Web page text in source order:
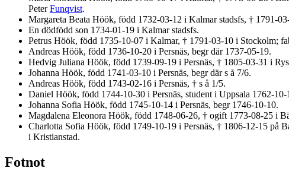
PeterFunqvist.
Margareta Beata Höök, född 1732-03-12 i Kalmar stadsfs, † 1791-
En dödfödd son 1734-01-19 i Kalmar stadsfs.
Petrus Höök, född 1735-10-07 i Kalmar, † 1791-03-10 i Stockolm;
Andreas Höök, född 1736-10-20 i Persnäs, begr där 1737-05-19.
Hedvig Juliana Höök, född 1739-09-19 i Persnäs, † 1805-03-31 i
Johanna Höök, född 1741-03-10 i Persnäs, begr där s å 7/6.
Andreas Höök, född 1743-02-16 i Persnäs, † s å 1/5.
Daniel Höök, född 1744-10-30 i Persnäs, student i Uppsala 1762-
Johanna Sofia Höök, född 1745-10-14 i Persnäs, begr 1746-10-10.
Magdalena Eleonora Höök, född 1748-06-26, † ogift 1773-08-25 i
Charlotta Sofia Höök, född 1749-10-19 i Persnäs, † 1806-12-15 på
i Kristianstad.
Fotnot